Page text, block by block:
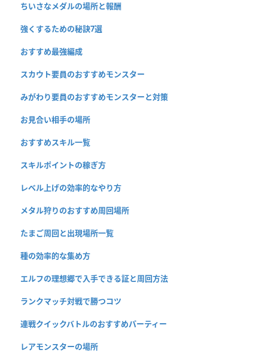
ちいさなメダルの場所と報酬
強くするための秘訣7選
おすすめ最強編成
スカウト要員のおすすめモンスター
みがわり要員のおすすめモンスターと対策
お見合い相手の場所
おすすめスキル一覧
スキルポイントの稼ぎ方
レベル上げの効率的なやり方
メタル狩りのおすすめ周回場所
たまご周回と出現場所一覧
種の効率的な集め方
エルフの理想郷で入手できる証と周回方法
ランクマッチ対戦で勝つコツ
連戦クイックバトルのおすすめパーティー
レアモンスターの場所